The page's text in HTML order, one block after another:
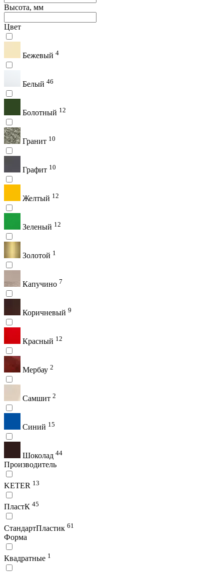
Высота, мм
Цвет
Бежевый 4
Белый 46
Болотный 12
Гранит 10
Графит 10
Желтый 12
Зеленый 12
Золотой 1
Капучино 7
Коричневый 9
Красный 12
Мербау 2
Самшит 2
Синий 15
Шоколад 44
Производитель
KETER 13
ПластК 45
СтандартПластик 61
Форма
Квадратные 1